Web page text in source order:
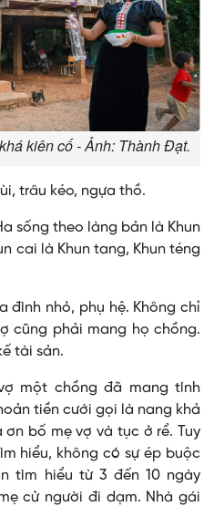
kiên cố - Ảnh: Thành Đạt.
trâu kéo, ngựa thồ.
sống theo làng bản là Khun
cai là Khun tang, Khun téng
đình nhỏ, phụ hệ. Không chỉ
cũng phải mang họ chồng.
tài sản.
một chồng đã mang tính
tiền cưới gọi là nang khả
bố mẹ vợ và tục ở rể. Tuy
hiểu, không có sự ép buộc
tìm hiểu từ 3 đến 10 ngày
cử người đi dạm. Nhà gái